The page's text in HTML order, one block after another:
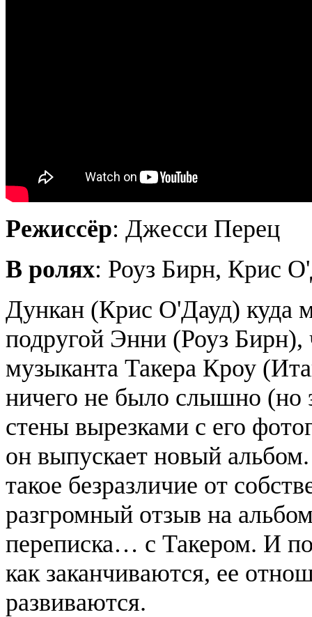
Режиссёр: Джесси Перец
В ролях: Роуз Бирн, Крис
Дункан (Крис О'Дауд) куда
подругой Энни (Роуз
музыканта Такера Кроу
ничего не было слышно (но
стены вырезками с его
он выпускает новый
такое безразличие от
разгромный отзыв на
переписка… с Такером. И
как заканчиваются, ее
развиваются.